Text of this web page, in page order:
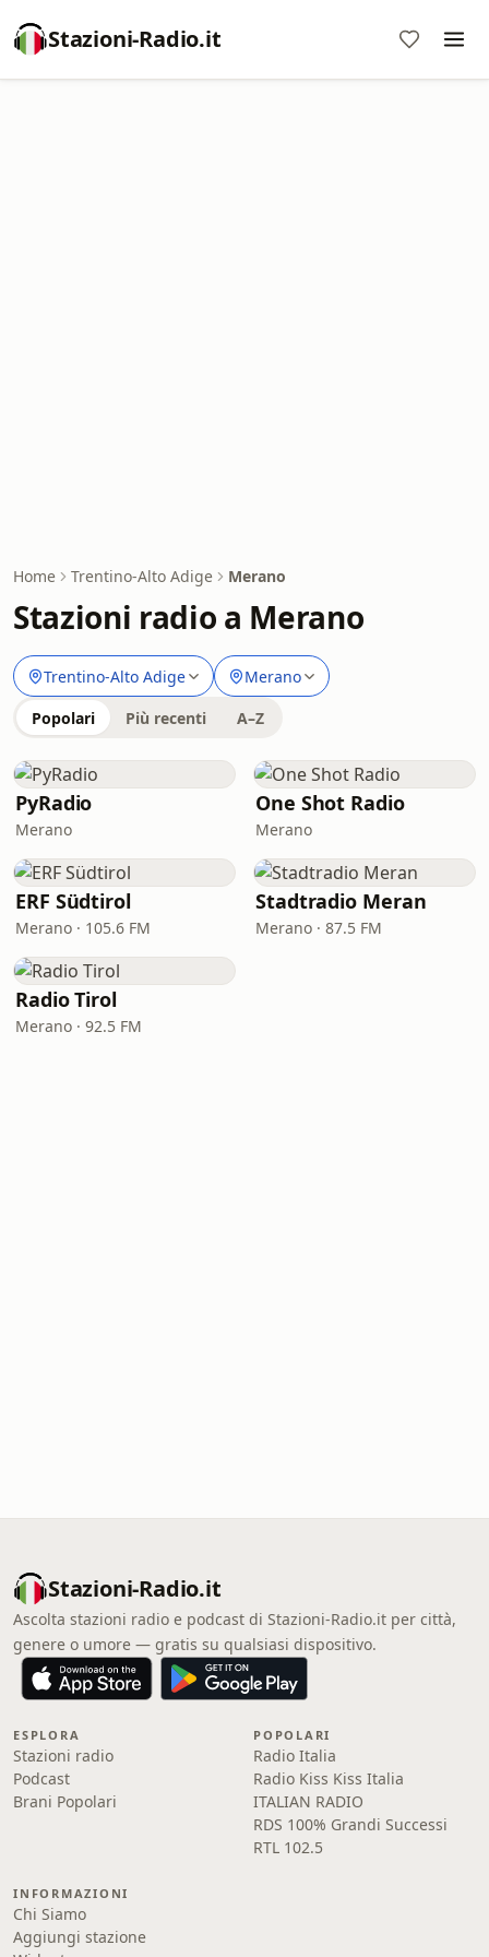
Stazioni-Radio.it
Home Trentino-Alto Adige Merano
Stazioni radio a Merano
Trentino-Alto Adige Merano
Popolari Più recenti A–Z
PyRadio
Merano
One Shot Radio
Merano
ERF Südtirol
Merano · 105.6 FM
Stadtradio Meran
Merano · 87.5 FM
Radio Tirol
Merano · 92.5 FM
Stazioni-Radio.it
Ascolta stazioni radio e podcast di Stazioni-Radio.it per città,
genere o umore — gratis su qualsiasi dispositivo.
ESPLORA
Stazioni radio
Podcast
Brani Popolari
POPOLARI
Radio Italia
Radio Kiss Kiss Italia
ITALIAN RADIO
RDS 100% Grandi Successi
RTL 102.5
INFORMAZIONI
Chi Siamo
Aggiungi stazione